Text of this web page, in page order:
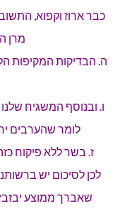
כבר ארוז וקפוא,
מרן
ה. הבדיקות המקיפות
ו. ובנוסף המשגיח
לומר שהערבים
ז. בשר ללא פיקוח
לכן לסיכום יש
שאברך ממוצע יבזבז כ- 40 ₪ על כל ק"ג